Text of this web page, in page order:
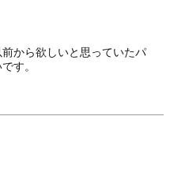
から欲しいと思っていたパ
す。